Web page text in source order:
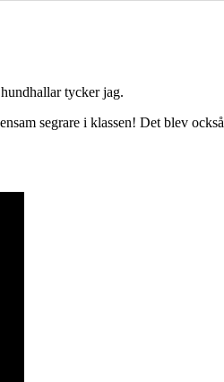
tycker jag.
segrare i klassen! Det blev också